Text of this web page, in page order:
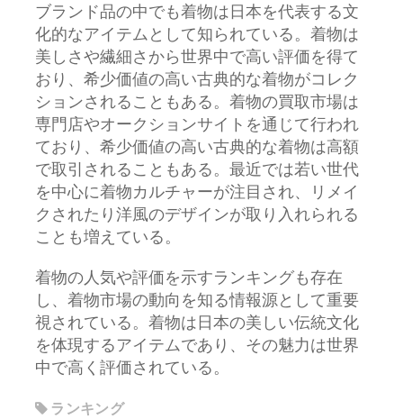
ブランド品の中でも着物は日本を代表する文
化的なアイテムとして知られている。着物は
美しさや繊細さから世界中で高い評価を得て
おり、希少価値の高い古典的な着物がコレク
ションされることもある。着物の買取市場は
専門店やオークションサイトを通じて行われ
ており、希少価値の高い古典的な着物は高額
で取引されることもある。最近では若い世代
を中心に着物カルチャーが注目され、リメイ
クされたり洋風のデザインが取り入れられる
ことも増えている。
着物の人気や評価を示すランキングも存在
し、着物市場の動向を知る情報源として重要
視されている。着物は日本の美しい伝統文化
を体現するアイテムであり、その魅力は世界
中で高く評価されている。
ランキング